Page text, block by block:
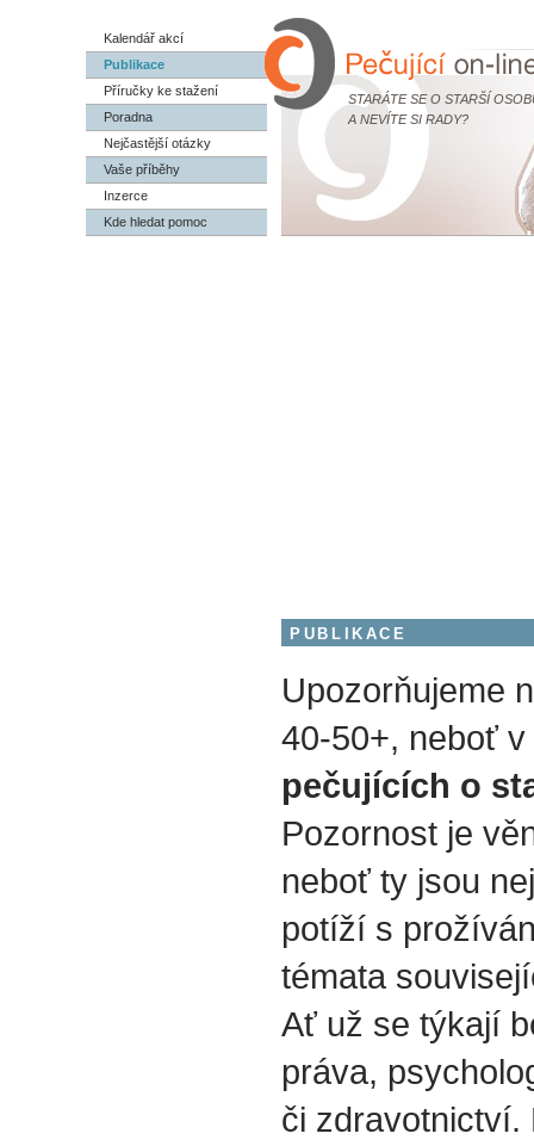
STARÁTE SE O STARŠÍ
A NEVÍTE SI RADY?
Kalendář akcí
Publikace
Příručky ke stažení
Poradna
Nejčastější otázky
Vaše příběhy
Inzerce
Kde hledat pomoc
PUBLIKACE
Upozorňujeme
40-50+, neboť
pečujících o
Pozornost je
neboť ty jsou
potíží s
témata
Ať už se týkají
práva,
či zdravotnictví.